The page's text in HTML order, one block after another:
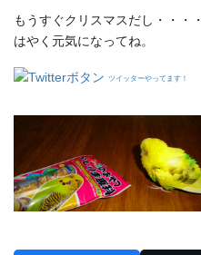
もうすぐクリスマスだし・・・・
はやく元気になってね。
ツイッターやってます！